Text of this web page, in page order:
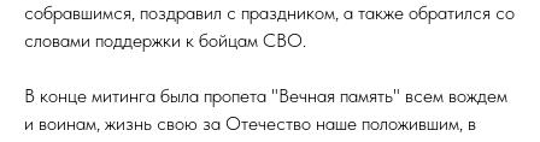
собравшимся, поздравил с праздником, а также обратился со
словами поддержки к бойцам СВО.
В конце митинга была пропета "Вечная память" всем вождем
и воинам, жизнь свою за Отечество наше положившим, в